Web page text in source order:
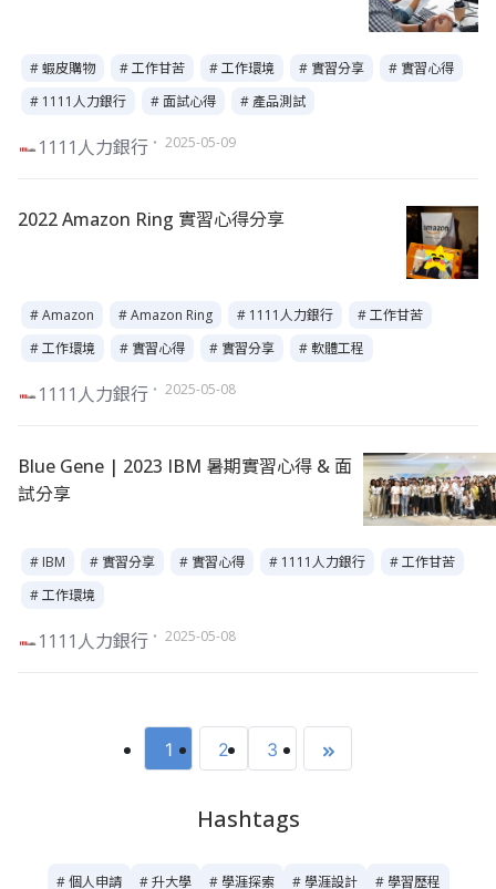
# 蝦皮購物 # 工作甘苦 # 工作環境 # 實習分享
# 實習心得
# 1111人力銀行
# 面試心得 # 產品測試
1111人力銀行 ・ 2025-05-09
2022 Amazon Ring 實習心得分享
# Amazon # Amazon Ring # 1111人力銀行
# 工作甘苦
# 工作環境
# 實習心得 # 實習分享 # 軟體工程
1111人力銀行 ・ 2025-05-08
Blue Gene | 2023 IBM 暑期實習心得 & 面
試分享
# IBM # 實習分享 # 實習心得 # 1111人力銀行
# 工作甘苦
# 工作環境
1111人力銀行 ・ 2025-05-08
1 2 3
Hashtags
# 個人申請 # 升大學 # 學涯探索 # 學涯設計 # 學習歷程